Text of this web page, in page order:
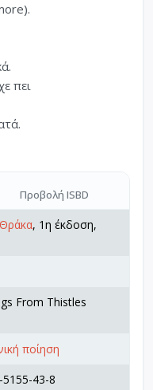
πει
Προβολή ISBD
Θράκα, 1η έκδοση,
From Thistles
ποίηση
43-8